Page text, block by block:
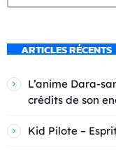
ARTICLES RÉCENTS
L’anime Dara-
crédits de son
Kid Pilote –